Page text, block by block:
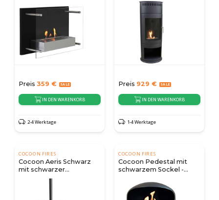
Preis 359 €
IN DEN WARENKORB
2-4 Werktage
Preis 929 €
IN DEN WARENKORB
1-4 Werktage
COCOON FIRES
Cocoon Aeris Schwarz
mit schwarzer
Deckenleiste
COCOON FIRES
Cocoon Pedestal mit
schwarzem Sockel -